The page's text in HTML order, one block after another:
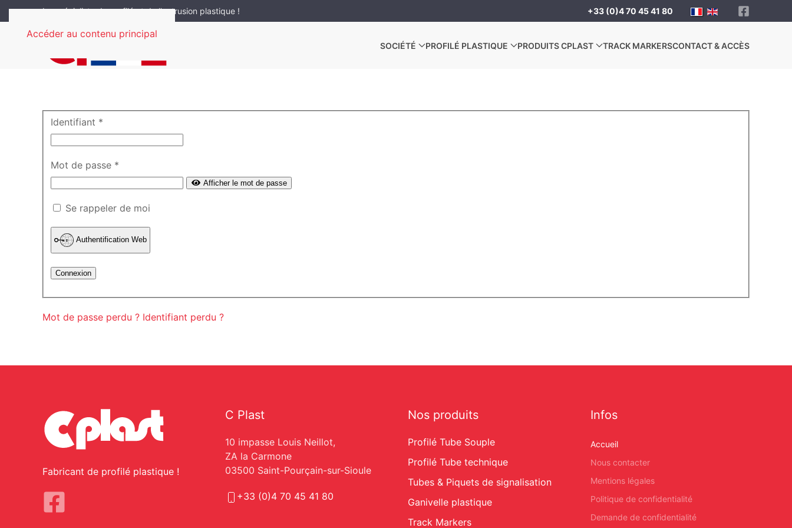
Accéder au contenu principal
Le spécialiste du profilé et de l'extrusion plastique ! +33 (0)4 70 45 41 80
SOCIÉTÉ PROFILÉ PLASTIQUE PRODUITS CPLAST TRACK MARKERSCONTACT & ACCÈS
Identifiant *
Mot de passe *
Afficher le mot de passe
Se rappeler de moi
Authentification Web
Connexion
Mot de passe perdu ? Identifiant perdu ?
Fabricant de profilé plastique !
C Plast
10 impasse Louis Neillot,
ZA la Carmone
03500 Saint-Pourçain-sur-Sioule
+33 (0)4 70 45 41 80
Nos produits
Profilé Tube Souple
Profilé Tube technique
Tubes & Piquets de signalisation
Ganivelle plastique
Track Markers
Infos
Accueil
Nous contacter
Mentions légales
Politique de confidentialité
Demande de confidentialité